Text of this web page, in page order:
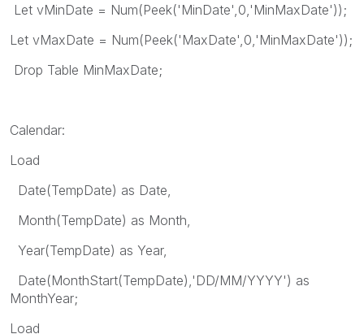
Let vMinDate = Num(Peek('MinDate',0,'MinMaxDate'));
Let vMaxDate = Num(Peek('MaxDate',0,'MinMaxDate'));
Drop Table MinMaxDate;
Calendar:
Load
Date(TempDate) as Date,
Month(TempDate) as Month,
Year(TempDate) as Year,
Date(MonthStart(TempDate),'DD/MM/YYYY') as
MonthYear;
Load